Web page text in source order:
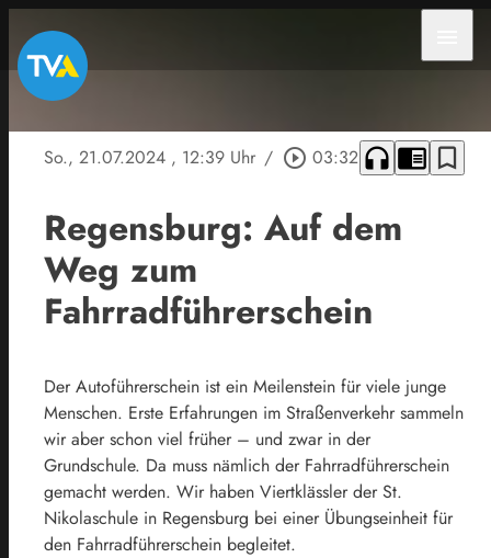
So., 21.07.2024 , 12:39 Uhr / play_circle_outline 03:32 headphones chrome_reader_mode bookmark_border
Regensburg: Auf dem
Weg zum
Fahrradführerschein
Der Autoführerschein ist ein Meilenstein für viele junge
Menschen. Erste Erfahrungen im Straßenverkehr sammeln
wir aber schon viel früher – und zwar in der
Grundschule. Da muss nämlich der Fahrradführerschein
gemacht werden. Wir haben Viertklässler der St.
Nikolaschule in Regensburg bei einer Übungseinheit für
den Fahrradführerschein begleitet.